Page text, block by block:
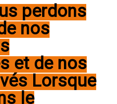
perdons
nos
et de nos
Lorsque
le